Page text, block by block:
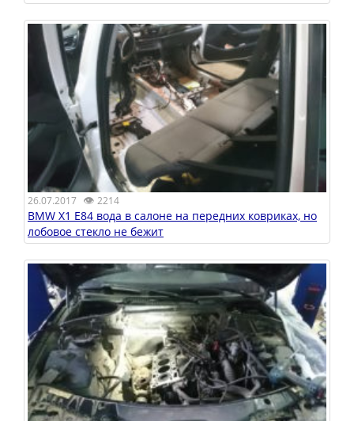
26.07.2017 👁 2214
BMW X1 E84 вода в салоне на передних ковриках, но
лобовое стекло не бежит